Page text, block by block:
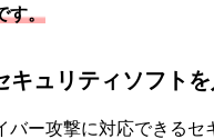
す。
キュリティソフト
ー攻撃に対応できる